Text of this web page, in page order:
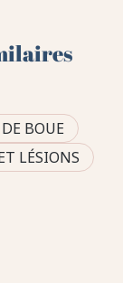
BOUE
LÉSIONS